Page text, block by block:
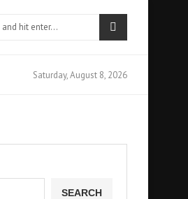
Saturday, August 8, 2026
SEARCH